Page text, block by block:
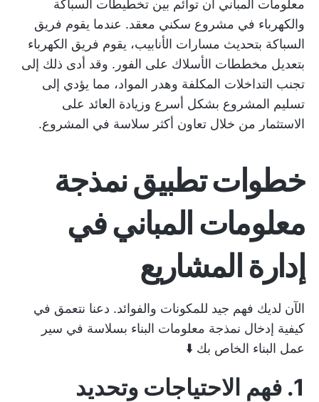
معلومات المباني أن توائم بين تخطيطات السباكة
والكهرباء في مشروع سكني معقد. عندما يقوم فريق
السباكة بتحديث مسارات الأنابيب، يقوم فريق الكهرباء
بتعديل مخططات الأسلاك على الفور. وقد أدى ذلك إلى
تجنب التداخلات المكلفة وهدر المواد، مما يؤدي إلى
تسليم المشروع بشكل أسرع وزيادة العائد على
الاستثمار من خلال تعاون أكثر سلاسة في المشروع.
خطوات تطبيق نمذجة
معلومات المباني في
إدارة المشاريع
الآن لديك فهم جيد للمكونات والفوائد. دعنا نتعمق في
كيفية إدخال نمذجة معلومات البناء بسلاسة في سير
عمل البناء الخاص بك ⬇️
1. فهم الاحتياجات وتحديد